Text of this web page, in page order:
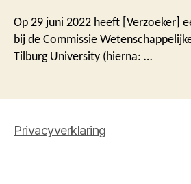
Op 29 juni 2022 heeft [Verzoeker]
bij de Commissie
Tilburg University (hierna: …
Privacyverklaring